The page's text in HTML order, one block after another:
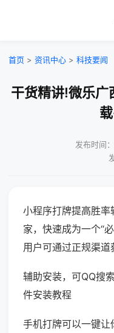
首页 > 资讯中心 > 科技要闻
干货精讲!微乐广
发布时间
小程序打牌提高胜
家，快速成为一个“
用户可通过正规渠道
辅助安装，可QQ搜
件安装教程
手机打牌可以一键让